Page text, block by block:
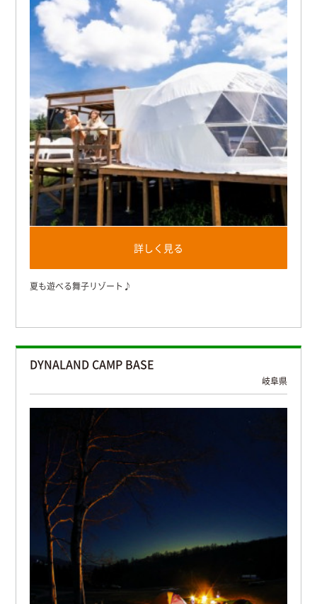
詳しく見る
夏も遊べる舞子リゾート♪
DYNALAND CAMP BASE
岐阜県